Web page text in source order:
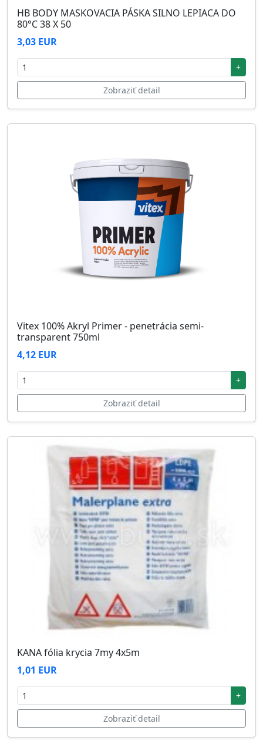
HB BODY MASKOVACIA PÁSKA SILNO LEPIACA DO
80°C 38 X 50
3,03 EUR
+
Zobraziť detail
Vitex 100% Akryl Primer - penetrácia semi-
transparent 750ml
4,12 EUR
+
Zobraziť detail
KANA fólia krycia 7my 4x5m
1,01 EUR
+
Zobraziť detail